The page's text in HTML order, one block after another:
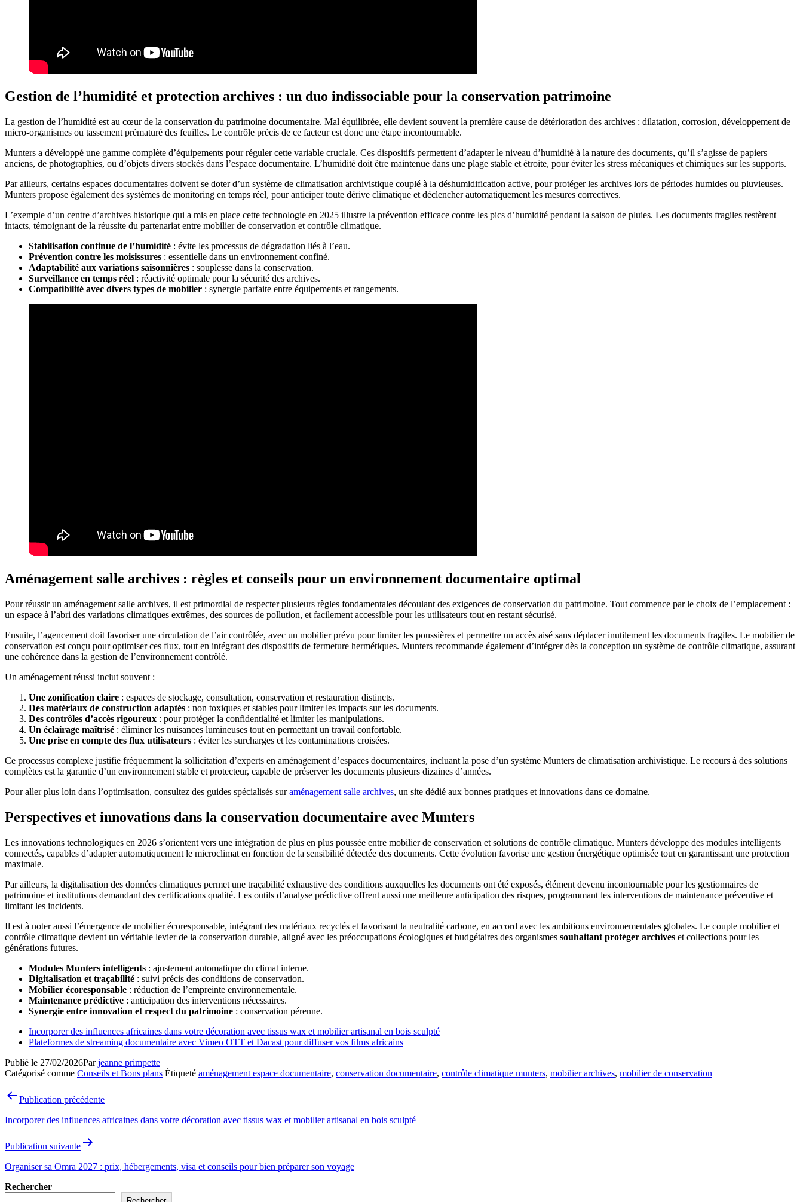
Gestion de l’humidité et protection archives : un duo indissociable pour la conservation patrimoine
La gestion de l’humidité est au cœur de la conservation du patrimoine documentaire. Mal équilibrée, elle devient souvent la première cause de détérioration des archives : dilatation, corrosion, développement de
micro-organismes ou tassement prématuré des feuilles. Le contrôle précis de ce facteur est donc une étape incontournable.
Munters a développé une gamme complète d’équipements pour réguler cette variable cruciale. Ces dispositifs permettent d’adapter le niveau d’humidité à la nature des documents, qu’il s’agisse de papiers
anciens, de photographies, ou d’objets divers stockés dans l’espace documentaire. L’humidité doit être maintenue dans une plage stable et étroite, pour éviter les stress mécaniques et chimiques sur les supports.
Par ailleurs, certains espaces documentaires doivent se doter d’un système de climatisation archivistique couplé à la déshumidification active, pour protéger les archives lors de périodes humides ou pluvieuses.
Munters propose également des systèmes de monitoring en temps réel, pour anticiper toute dérive climatique et déclencher automatiquement les mesures correctives.
L’exemple d’un centre d’archives historique qui a mis en place cette technologie en 2025 illustre la prévention efficace contre les pics d’humidité pendant la saison de pluies. Les documents fragiles restèrent
intacts, témoignant de la réussite du partenariat entre mobilier de conservation et contrôle climatique.
Stabilisation continue de l’humidité : évite les processus de dégradation liés à l’eau.
Prévention contre les moisissures : essentielle dans un environnement confiné.
Adaptabilité aux variations saisonnières : souplesse dans la conservation.
Surveillance en temps réel : réactivité optimale pour la sécurité des archives.
Compatibilité avec divers types de mobilier : synergie parfaite entre équipements et rangements.
Aménagement salle archives : règles et conseils pour un environnement documentaire optimal
Pour réussir un aménagement salle archives, il est primordial de respecter plusieurs règles fondamentales découlant des exigences de conservation du patrimoine. Tout commence par le choix de l’emplacement :
un espace à l’abri des variations climatiques extrêmes, des sources de pollution, et facilement accessible pour les utilisateurs tout en restant sécurisé.
Ensuite, l’agencement doit favoriser une circulation de l’air contrôlée, avec un mobilier prévu pour limiter les poussières et permettre un accès aisé sans déplacer inutilement les documents fragiles. Le mobilier de
conservation est conçu pour optimiser ces flux, tout en intégrant des dispositifs de fermeture hermétiques. Munters recommande également d’intégrer dès la conception un système de contrôle climatique, assurant
une cohérence dans la gestion de l’environnement contrôlé.
Un aménagement réussi inclut souvent :
Une zonification claire : espaces de stockage, consultation, conservation et restauration distincts.
Des matériaux de construction adaptés : non toxiques et stables pour limiter les impacts sur les documents.
Des contrôles d’accès rigoureux : pour protéger la confidentialité et limiter les manipulations.
Un éclairage maîtrisé : éliminer les nuisances lumineuses tout en permettant un travail confortable.
Une prise en compte des flux utilisateurs : éviter les surcharges et les contaminations croisées.
Ce processus complexe justifie fréquemment la sollicitation d’experts en aménagement d’espaces documentaires, incluant la pose d’un système Munters de climatisation archivistique. Le recours à des solutions
complètes est la garantie d’un environnement stable et protecteur, capable de préserver les documents plusieurs dizaines d’années.
Pour aller plus loin dans l’optimisation, consultez des guides spécialisés suraménagement salle archives, un site dédié aux bonnes pratiques et innovations dans ce domaine.
Perspectives et innovations dans la conservation documentaire avec Munters
Les innovations technologiques en 2026 s’orientent vers une intégration de plus en plus poussée entre mobilier de conservation et solutions de contrôle climatique. Munters développe des modules intelligents
connectés, capables d’adapter automatiquement le microclimat en fonction de la sensibilité détectée des documents. Cette évolution favorise une gestion énergétique optimisée tout en garantissant une protection
maximale.
Par ailleurs, la digitalisation des données climatiques permet une traçabilité exhaustive des conditions auxquelles les documents ont été exposés, élément devenu incontournable pour les gestionnaires de
patrimoine et institutions demandant des certifications qualité. Les outils d’analyse prédictive offrent aussi une meilleure anticipation des risques, programmant les interventions de maintenance préventive et
limitant les incidents.
Il est à noter aussi l’émergence de mobilier écoresponsable, intégrant des matériaux recyclés et favorisant la neutralité carbone, en accord avec les ambitions environnementales globales. Le couple mobilier et
contrôle climatique devient un véritable levier de la conservation durable, aligné avec les préoccupations écologiques et budgétaires des organismes souhaitant protéger archives et collections pour les
générations futures.
Modules Munters intelligents : ajustement automatique du climat interne.
Digitalisation et traçabilité : suivi précis des conditions de conservation.
Mobilier écoresponsable : réduction de l’empreinte environnementale.
Maintenance prédictive : anticipation des interventions nécessaires.
Synergie entre innovation et respect du patrimoine : conservation pérenne.
Incorporer des influences africaines dans votre décoration avec tissus wax et mobilier artisanal en bois sculpté
Plateformes de streaming documentaire avec Vimeo OTT et Dacast pour diffuser vos films africains
Publié le 27/02/2026Parjeanne primpette
Catégorisé comme Conseils et Bons plans Étiqueté aménagement espace documentaire, conservation documentaire, contrôle climatique munters, mobilier archives, mobilier de conservation
Navigation
l’article
Publication précédente
Incorporer des influences africaines dans votre décoration avec tissus wax et mobilier artisanal en bois sculpté
Publication suivante
Organiser sa Omra 2027 : prix, hébergements, visa et conseils pour bien préparer son voyage
Rechercher